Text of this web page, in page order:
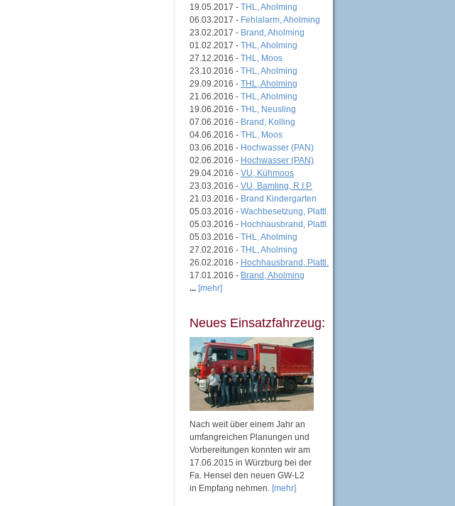
19.05.2017 - THL, Aholming
06.03.2017 - Fehlalarm, Aholming
23.02.2017 - Brand, Aholming
01.02.2017 - THL, Aholming
27.12.2016 - THL, Moos
23.10.2016 - THL, Aholming
29.09.2016 - THL, Aholming
21.06.2016 - THL, Aholming
19.06.2016 - THL, Neusling
07.06.2016 - Brand, Kolling
04.06.2016 - THL, Moos
03.06.2016 - Hochwasser (PAN)
02.06.2016 - Hochwasser (PAN)
29.04.2016 - VU, Kühmoos
23.03.2016 - VU, Bamling, R.I.P.
21.03.2016 - Brand Kindergarten
05.03.2016 - Wachbesetzung, Plattl.
05.03.2016 - Hochhausbrand, Plattl.
05.03.2016 - THL, Aholming
27.02.2016 - THL, Aholming
26.02.2016 - Hochhausbrand, Plattl.
17.01.2016 - Brand, Aholming
... [mehr]
Neues Einsatzfahrzeug:
Nach weit über einem Jahr an
umfangreichen Planungen und
Vorbereitungen konnten wir am
17.06.2015 in Würzburg bei der
Fa. Hensel den neuen GW-L2
in Empfang nehmen. [mehr]